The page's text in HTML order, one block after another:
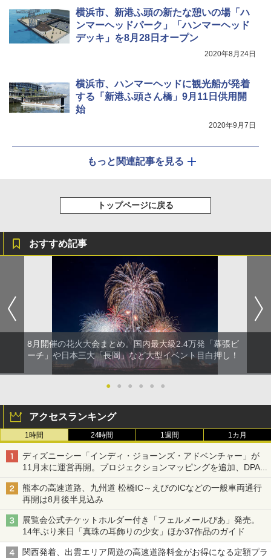
￥2,849
横浜市、新港ふ頭の新たな憩いの場「ハ
ンマーヘッドパーク」「ハンマーヘッド
デッキ」を8月28日オープン
2020年8月24日
横浜市、ハンマーヘッドに観光船が発着
する「新港ふ頭さん橋」9月11日供用開
始
2020年9月7日
もっと関連記事を見る
トップページに戻る
おすすめ記事
8月開催の花火大会まとめ。国内最大級2.4万発「幕張ビ
ーチ」や日本三大「長岡」など大型イベント目白押し！
● ● ● ● ● ●
アクセスランキング
1時間 24時間 1週間 1カ月
ディズニーシー「インディ・ジョーンズ・アドベンチャー」が
11月末に運営再開。プロジェクションマッピングを追加、DPA
は1500円
熊本の高速道路、九州道 松橋IC～えびのICなどの一般車両通行
再開は8月後半見込み
展覧会公式チケットホルダー付き「フェルメールぴあ」発売。
14年ぶり来日「真珠の耳飾りの少女」ほか37作品のガイド
関西発着、出雲エリア周遊の高速道路料金がお得になる定額プラ